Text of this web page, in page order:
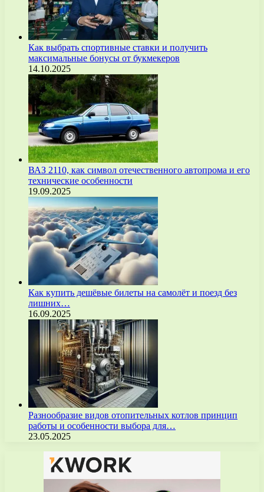
Как выбрать спортивные ставки и получить
максимальные бонусы от букмекеров
14.10.2025
ВАЗ 2110, как символ отечественного автопрома и его
технические особенности
19.09.2025
Как купить дешёвые билеты на самолёт и поезд без
лишних…
16.09.2025
Разнообразие видов отопительных котлов принцип
работы и особенности выбора для…
23.05.2025